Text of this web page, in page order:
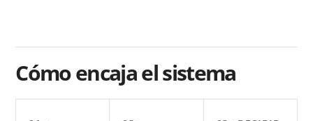
Cómo encaja el sistema